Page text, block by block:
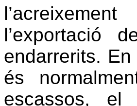
l’exportació
endarrerits.
és
escassos,